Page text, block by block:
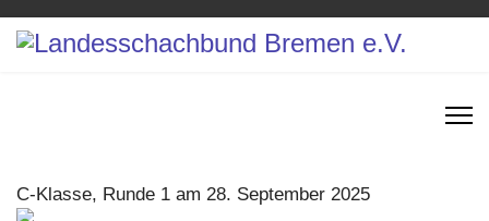
C-Klasse, Runde 1 am 28. September 2025